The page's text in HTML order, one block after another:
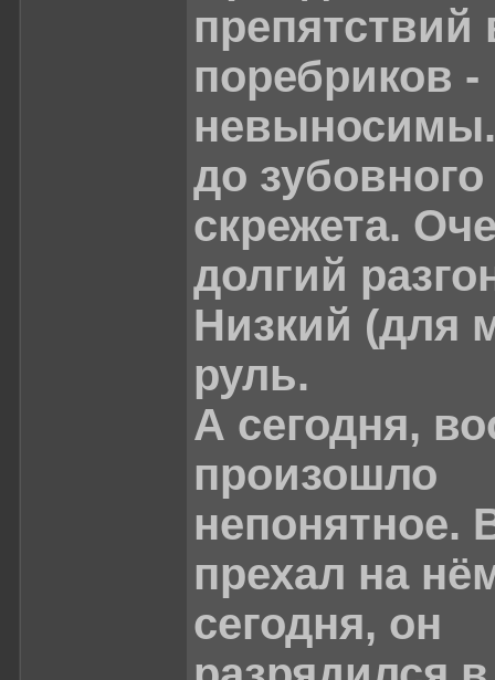
препятствий
поребриков -
до зубовного
скрежета.
долгий
Низкий (для
руль.
А сегодня,
произошло
непонятное.
прехал на
сегодня, он